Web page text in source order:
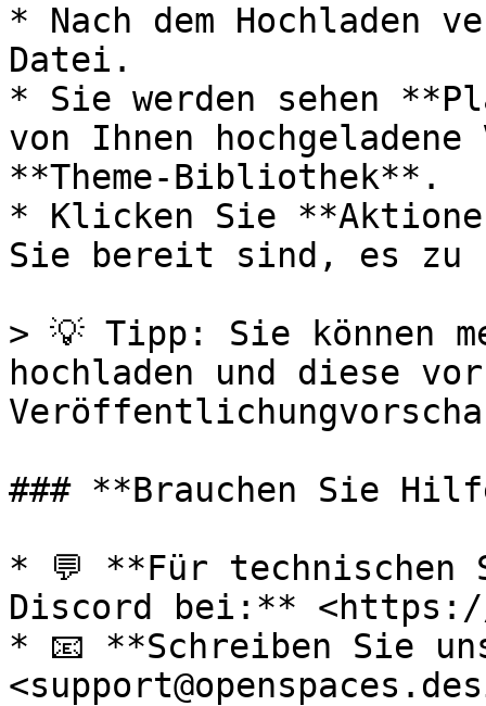
* Nach dem Hochladen
Datei.
* Sie werden sehen
von Ihnen
**Theme-Bibliothek**.
* Klicken Sie
Sie bereit sind, es zu
> 💡 Tipp: Sie können
hochladen und diese
### **Brauchen Sie
* 💬 **Für technischen
Discord bei:** <https://
* 📧 **Schreiben Sie